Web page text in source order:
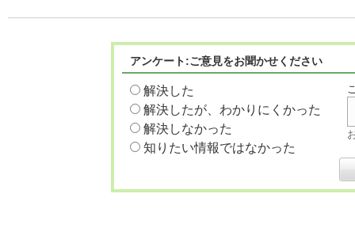
アンケート:ご意見をお聞かせください
解決した
解決したが、わかりにくかった
解決しなかった
知りたい情報ではなかった